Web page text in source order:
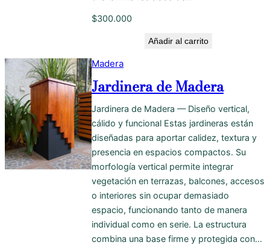
$300.000
Añadir al carrito
Madera
Jardinera de Madera
Jardinera de Madera — Diseño vertical,
cálido y funcional Estas jardineras están
diseñadas para aportar calidez, textura y
presencia en espacios compactos. Su
morfología vertical permite integrar
vegetación en terrazas, balcones, accesos
o interiores sin ocupar demasiado
espacio, funcionando tanto de manera
individual como en serie. La estructura
combina una base firme y protegida con…